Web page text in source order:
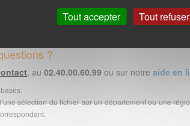
campings étoilés sur toute la France métropolitaine
entreprise.
votre commande : du lundi au vendredi 9h-12h / 14h-18h.
?
, au 02.40.00.60.99 ou sur notre aide en
sélection du fichier sur un département ou une
Tout accepter Tout refuser